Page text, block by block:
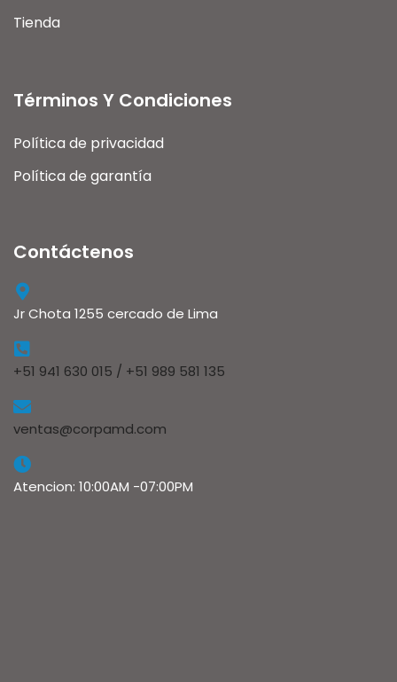
Tienda
Términos Y Condiciones
Política de privacidad
Política de garantía
Contáctenos
Jr Chota 1255 cercado de Lima
+51 941 630 015 / +51 989 581 135
ventas@corpamd.com
Atencion: 10:00AM -07:00PM